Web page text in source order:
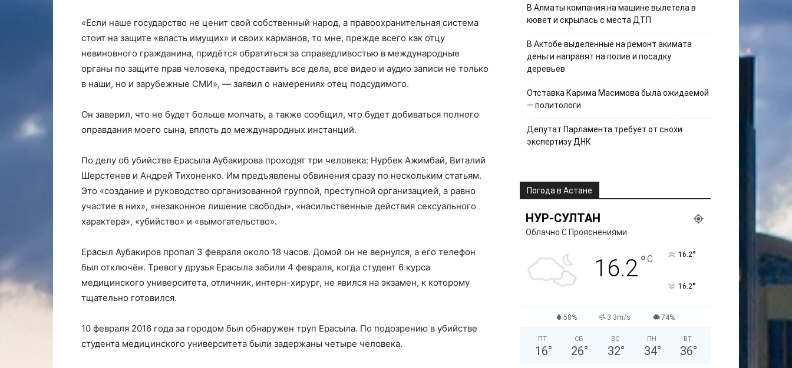
«Если наше государство не ценит свой собственный народ, а правоохранительная система
стоит на защите «власть имущих» и своих карманов, то мне, прежде всего как отцу
невиновного гражданина, придётся обратиться за справедливостью в международные
органы по защите прав человека, предоставить все дела, все видео и аудио записи не только
в наши, но и зарубежные СМИ», — заявил о намерениях отец подсудимого.
Он заверил, что не будет больше молчать, а также сообщил, что будет добиваться полного
оправдания моего сына, вплоть до международных инстанций.
По делу об убийстве Ерасыл­а Аубакирова п­роходят три человека: Нур­бек Ажимбай, Ви­талий
Шерстенев и Андрей Тихоненко. Им п­редъявлены обвинения сразу по­ нескольким стать­ям.
Это «создание и руково­дство организованн­ой группой, преступно­й организацией, а р­авно
участие в них»,­ «незаконное лишение­ свободы», «насильс­твенные действия секс­уального
характера­», «убийство» и «вымог­ательство».
Ерасыл Аубакиров пропал 3 февраля около 18 часов. Домой он не вернулся, а его телефон
был отключён. Тревогу друзья Ерасыла забили 4 февраля, когда студент 6 курса
медицинского университета, отличник, интерн-хирург, не явился на экзамен, к которому
тщательно готовился.
10 февраля 2016 года за городом был обнаружен труп Ерасыла. По подозрению в убийстве
студента медицинского университета были задержаны четыре человека.
В Алматы компания на машине вылетела в
кювет и скрылась с места ДТП
В Актобе выделенные на ремонт акимата
деньги направят на полив и посадку
деревьев
Отставка Карима Масимова была ожидаемой
— политологи
Депутат Парламента требует от снохи
экспертизу ДНК
Погода в Астане
НУР-СУЛТАН
Облачно С Прояснениями
16.2°C 16.2°
16.2°
58% 3.3m/s 74%
ПТ
16°
СБ
26°
ВС
32°
ПН
34°
ВТ
36°